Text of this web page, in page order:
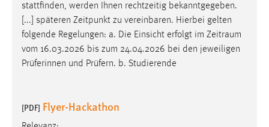
stattfinden, werden Ihnen rechtzeitig bekanntgegeben.
[...] späteren Zeitpunkt zu vereinbaren. Hierbei gelten
folgende Regelungen: a. Die Einsicht erfolgt im Zeitraum
vom 16.03.2026 bis zum 24.04.2026 bei den jeweiligen
Prüferinnen und Prüfern. b. Studierende
[PDF] Flyer-Hackathon